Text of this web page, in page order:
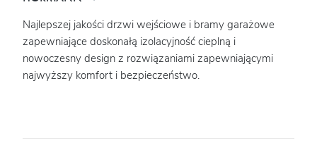
Najlepszej jakości drzwi wejściowe i bramy garażowe
zapewniające doskonałą izolacyjność cieplną i
nowoczesny design z rozwiązaniami zapewniającymi
najwyższy komfort i bezpieczeństwo.